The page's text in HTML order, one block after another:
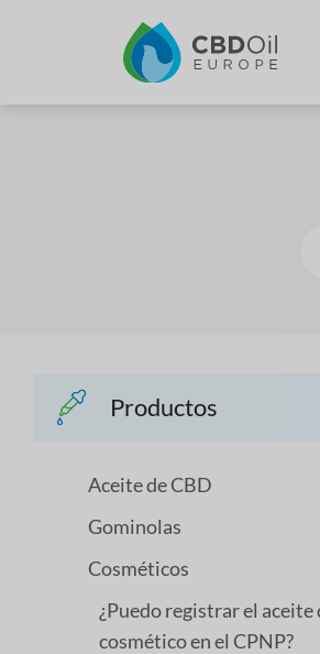
Productos
Aceite de CBD
Gominolas
Cosméticos
¿Puedo registrar el aceite
cosmético en el CPNP?